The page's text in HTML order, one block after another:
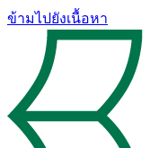
ข้ามไปยังเนื้อหา